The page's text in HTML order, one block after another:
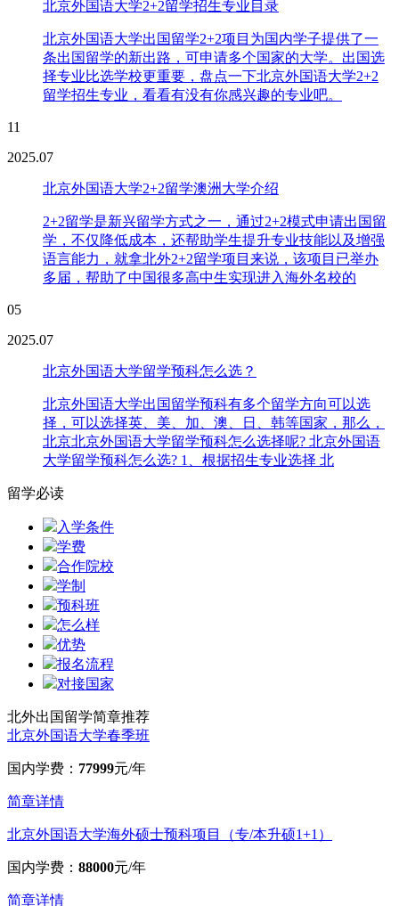
北京外国语大学2+2留学招生专业目录
北京外国语大学出国留学2+2项目为国内学子提供了一
条出国留学的新出路，可申请多个国家的大学。出国选
择专业比选学校更重要，盘点一下北京外国语大学2+2
留学招生专业，看看有没有你感兴趣的专业吧。
11
2025.07
北京外国语大学2+2留学澳洲大学介绍
2+2留学是新兴留学方式之一，通过2+2模式申请出国留
学，不仅降低成本，还帮助学生提升专业技能以及增强
语言能力，就拿北外2+2留学项目来说，该项目已举办
多届，帮助了中国很多高中生实现进入海外名校的
05
2025.07
北京外国语大学留学预科怎么选？
北京外国语大学出国留学预科有多个留学方向可以选
择，可以选择英、美、加、澳、日、韩等国家，那么，
北京北京外国语大学留学预科怎么选择呢? 北京外国语
大学留学预科怎么选? 1、根据招生专业选择 北
留学必读
入学条件
学费
合作院校
学制
预科班
怎么样
优势
报名流程
对接国家
北外出国留学简章推荐
北京外国语大学春季班
国内学费： 77999元/年
简章详情
北京外国语大学海外硕士预科项目（专/本升硕1+1）
国内学费： 88000元/年
简章详情